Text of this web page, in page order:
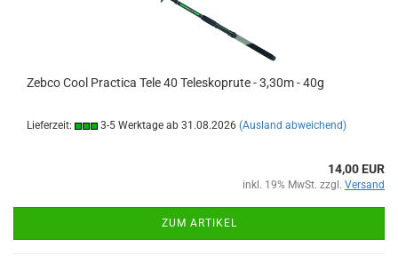
Zebco Cool Practica Tele 40 Teleskoprute - 3,30m - 40g
Lieferzeit: 3-5 Werktage ab 31.08.2026 (Ausland abweichend)
14,00 EUR
inkl. 19% MwSt. zzgl. Versand
ZUM ARTIKEL